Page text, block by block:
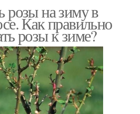
розы на зиму в
Как правильно
розы к зиме?